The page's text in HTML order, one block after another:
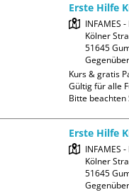
Erste Hilfe
INFAMES
Kölner
51645
Kurs & gratis
Gültig für alle
Bitte beachten
Erste Hilfe
INFAMES
Kölner
51645